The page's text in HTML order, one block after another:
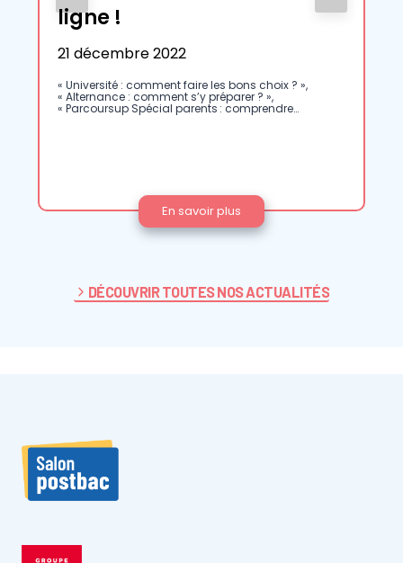
ligne !
21 décembre 2022
« Université : comment faire les bons choix ? »,
« Alternance : comment s’y préparer ? »,
« Parcoursup Spécial parents : comprendre…
En savoir plus
p
r
a
DÉCOUVRIR TOUTES NOS ACTUALITÉS